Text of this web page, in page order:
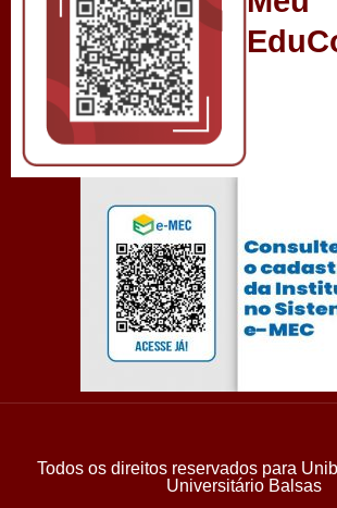
Todos os direitos reservados para
Universitário Balsas